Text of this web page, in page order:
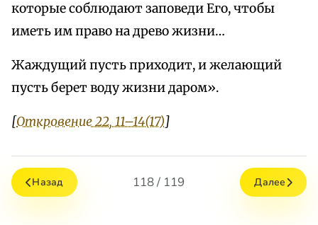
которые соблюдают заповеди Его, чтобы
иметь им право на древо жизни…
Жаждущий пусть приходит, и желающий
пусть берет воду жизни даром».
[Откровение 22, 11–14(17)]
Назад 118 / 119 Далее